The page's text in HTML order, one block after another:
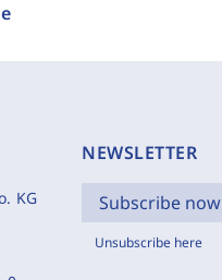
KG
NEWSLETTER
Subscribe now
Unsubscribe here